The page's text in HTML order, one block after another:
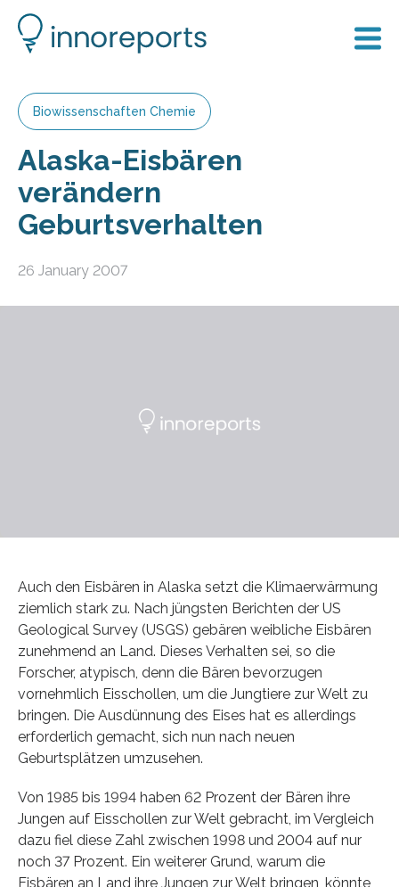
Biowissenschaften Chemie
Alaska-Eisbären
verändern
Geburtsverhalten
26 January 2007
Auch den Eisbären in Alaska setzt die Klimaerwärmung
ziemlich stark zu. Nach jüngsten Berichten der US
Geological Survey (USGS) gebären weibliche Eisbären
zunehmend an Land. Dieses Verhalten sei, so die
Forscher, atypisch, denn die Bären bevorzugen
vornehmlich Eisschollen, um die Jungtiere zur Welt zu
bringen. Die Ausdünnung des Eises hat es allerdings
erforderlich gemacht, sich nun nach neuen
Geburtsplätzen umzusehen.
Von 1985 bis 1994 haben 62 Prozent der Bären ihre
Jungen auf Eisschollen zur Welt gebracht, im Vergleich
dazu fiel diese Zahl zwischen 1998 und 2004 auf nur
noch 37 Prozent. Ein weiterer Grund, warum die
Eisbären an Land ihre Jungen zur Welt bringen, könnte